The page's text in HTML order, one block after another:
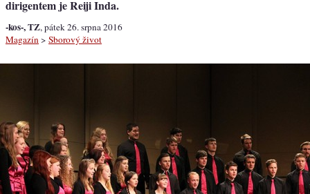
dirigentem je Reiji Inda.
-kos-, TZ, pátek 26. srpna 2016
Magazín > Sborový život